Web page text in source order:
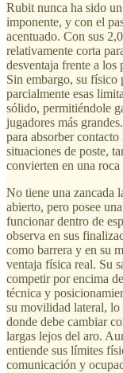
Rubit nunca ha sido
imponente, y con el
acentuado. Con sus
relativamente corta
desventaja frente a los
Sin embargo, su físico
parcialmente esas
sólido, permitiéndole
jugadores más
para absorber
situaciones de poste,
convierten en una
No tiene una zancada
abierto, pero posee
funcionar dentro de
observa en sus
como barrera y en su
ventaja física real. Su
competir por encima
técnica y
su movilidad lateral, lo
donde debe cambiar
largas lejos del aro.
entiende sus límites
comunicación y